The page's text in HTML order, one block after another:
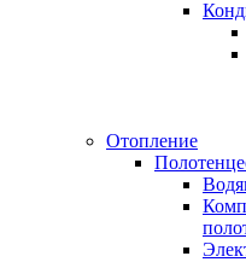
Отопление